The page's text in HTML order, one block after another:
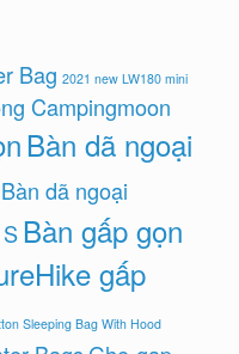
Bag 2021 new LW180 mini
Campingmoon
Bàn dã ngoại
Bàn dã ngoại
Bàn gấp gọn
gấp
Sleeping Bag With Hood